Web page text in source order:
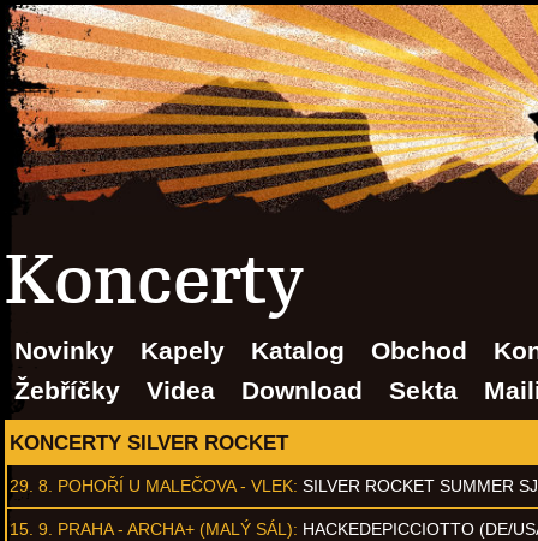
Koncerty
Novinky Kapely Katalog Obchod
Žebříčky
Videa Download Sekta
KONCERTY SILVER ROCKET
29. 8. POHOŘÍ U MALEČOVA - VLEK: SILVER ROCKET SUMMER
15. 9. PRAHA - ARCHA+ (MALÝ SÁL): HACKEDEPICCIOTTO (DE/